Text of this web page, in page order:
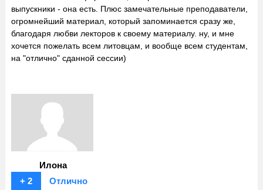
выпускники - она есть. Плюс замечательные преподаватели,
огромнейший материал, который запоминается сразу же,
благодаря любви лекторов к своему материалу. ну, и мне
хочется пожелать всем литовцам, и вообще всем студентам,
на "отлично" сданной сессии)
Илона
+ 2
Отлично